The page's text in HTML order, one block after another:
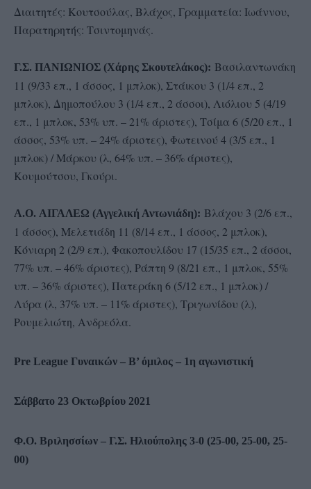
Διαιτητές: Κουτσούλας, Βλάχος, Γραμματεία: Ιωάννου,
Παρατηρητής: Τσιντομηνάς.
Γ.Σ. ΠΑΝΙΩΝΙΟΣ (Χάρης Σκουτελάκος): Βασιλαντωνάκη
11 (9/33 επ., 1 άσσος, 1 μπλοκ), Στάικου 3 (1/4 επ., 2
μπλοκ), Δημοπούλου 3 (1/4 επ., 2 άσσοι), Λιόλιου 5 (4/19
επ., 1 μπλοκ, 53% υπ. – 21% άριστες), Τσίμα 6 (5/20 επ., 1
άσσος, 53% υπ. – 24% άριστες), Φωτεινού 4 (3/5 επ., 1
μπλοκ) / Μάρκου (λ, 64% υπ. – 36% άριστες),
Κουμούτσου, Γκούρι.
A.O. ΑΙΓΑΛΕΩ (Αγγελική Αντωνιάδη): Βλάχου 3 (2/6 επ.,
1 άσσος), Μελετιάδη 11 (8/14 επ., 1 άσσος, 2 μπλοκ),
Κόνιαρη 2 (2/9 επ.), Φακοπουλίδου 17 (15/35 επ., 2 άσσοι,
77% υπ. – 46% άριστες), Ράπτη 9 (8/21 επ., 1 μπλοκ, 55%
υπ. – 36% άριστες), Πατεράκη 6 (5/12 επ., 1 μπλοκ) /
Λύρα (λ, 37% υπ. – 11% άριστες), Τριγωνίδου (λ),
Ρουμελιώτη, Ανδρεόλα.
Pre League Γυναικών – Β’ όμιλος – 1η αγωνιστική
Σάββατο 23 Οκτωβρίου 2021
Φ.Ο. Βριλησσίων – Γ.Σ. Ηλιούπολης 3-0 (25-00, 25-00, 25-
00)